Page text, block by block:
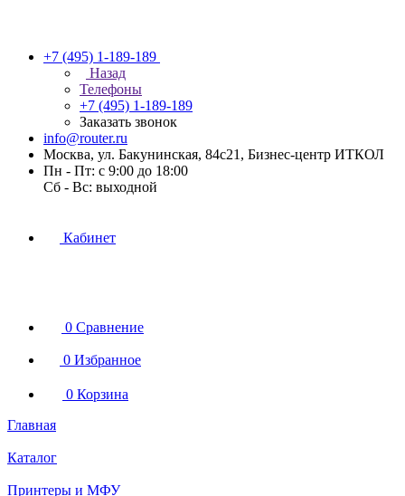
+7 (495) 1-189-189
Назад
Телефоны
+7 (495) 1-189-189
Заказать звонок
info@router.ru
Москва, ул. Бакунинская, 84с21, Бизнес-центр ИТКОЛ
Пн - Пт: с 9:00 до 18:00
Cб - Вс: выходной
Кабинет
0 Сравнение
0 Избранное
0 Корзина
Главная
Каталог
Принтеры и МФУ